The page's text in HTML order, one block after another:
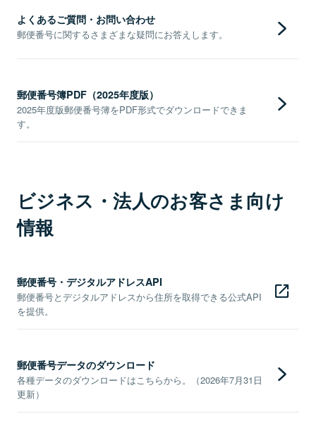
よくあるご質問・お問い合わせ
郵便番号に関するさまざまな疑問にお答えします。
郵便番号簿PDF（2025年度版）
2025年度版郵便番号簿をPDF形式でダウンロードできま
す。
ビジネス・法人のお客さま向け
情報
郵便番号・デジタルアドレスAPI
郵便番号とデジタルアドレスから住所を取得できる公式API
を提供。
郵便番号データのダウンロード
各種データのダウンロードはこちらから。（2026年7月31日
更新）